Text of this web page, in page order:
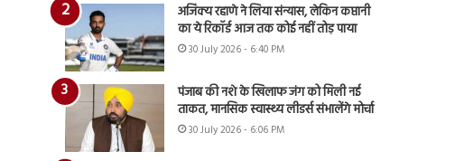
अजिंक्य रहाणे ने लिया संन्यास, लेकिन कप्तानी
का ये रिकॉर्ड आज तक कोई नहीं तोड़ पाया
30 July 2026 - 6:40 PM
पंजाब की नशे के खिलाफ जंग को मिली नई
ताकत, मानसिक स्वास्थ्य लीडर्स संभालेंगे मोर्चा
30 July 2026 - 6:06 PM